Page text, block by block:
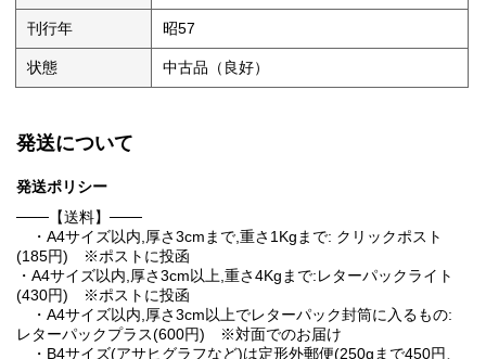
刊行年 昭57
状態 中古品（良好）
発送について
発送ポリシー
───【送料】───
・A4サイズ以内,厚さ3cmまで,重さ1Kgまで: クリックポスト
(185円) ※ポストに投函
・A4サイズ以内,厚さ3cm以上,重さ4Kgまで:レターパックライト
(430円) ※ポストに投函
・A4サイズ以内,厚さ3cm以上でレターパック封筒に入るもの:
レターパックプラス(600円) ※対面でのお届け
・B4サイズ(アサヒグラフなど)は定形外郵便(250gまで450円、